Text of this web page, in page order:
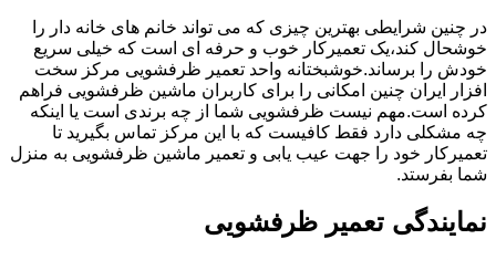
در چنین شرایطی بهترین چیزی که می تواند خانم های خانه دار را
خوشحال کند،یک تعمیرکار خوب و حرفه ای است که خیلی سریع
خودش را برساند.خوشبختانه واحد تعمیر ظرفشویی مرکز سخت
افزار ایران چنین امکانی را برای کاربران ماشین ظرفشویی فراهم
کرده است.مهم نیست ظرفشویی شما از چه برندی است یا اینکه
چه مشکلی دارد فقط کافیست که با این مرکز تماس بگیرید تا
تعمیرکار خود را جهت عیب یابی و تعمیر ماشین ظرفشویی به منزل
شما بفرستد.
نمایندگی تعمیر ظرفشویی